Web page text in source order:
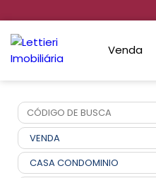
Venda